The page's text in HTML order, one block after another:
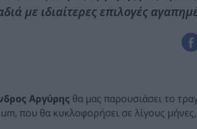
με ιδιαίτερες επιλογές
Αργύρης θα μας παρουσιάσει το
που θα κυκλοφορήσει σε λίγους